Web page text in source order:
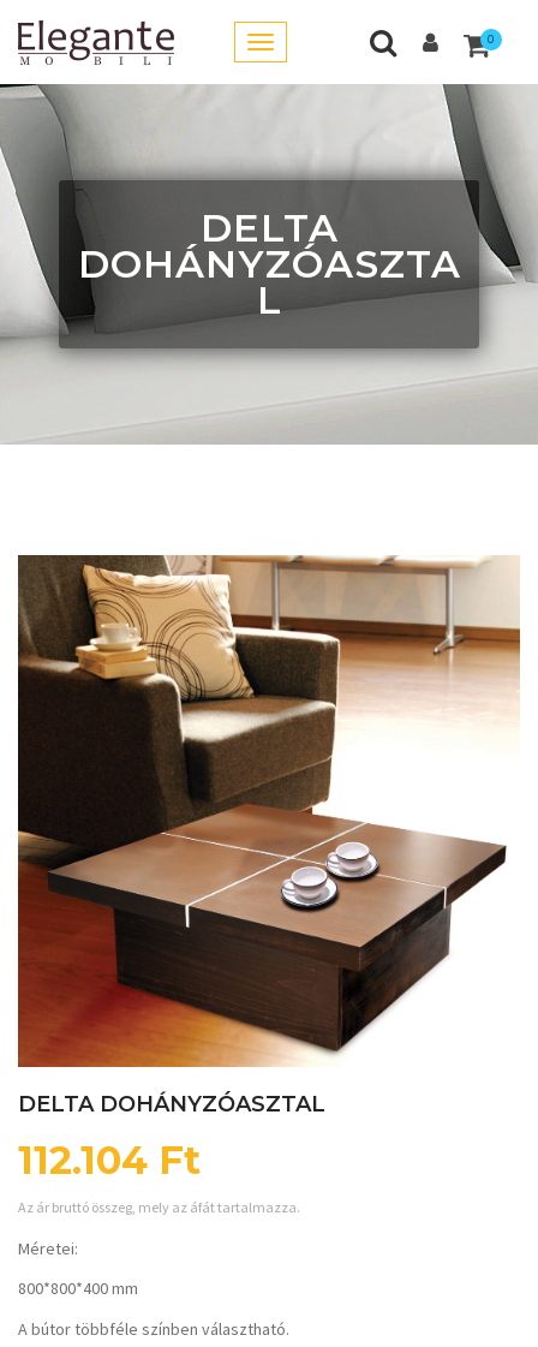
0
DELTA
DOHÁNYZÓASZTA
L
DELTA DOHÁNYZÓASZTAL
112.104 Ft
Az ár bruttó összeg, mely az áfát tartalmazza.
Méretei:
800*800*400 mm
A bútor többféle színben választható.